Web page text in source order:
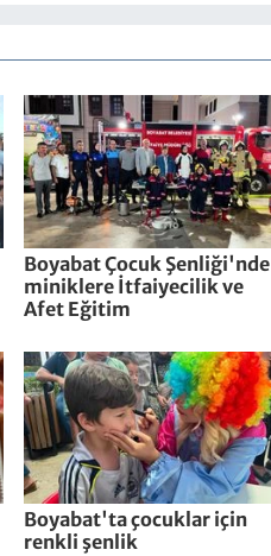
Boyabat Çocuk Şenliği'nde
miniklere İtfaiyecilik ve
Afet Eğitim
Boyabat'ta çocuklar için
renkli şenlik